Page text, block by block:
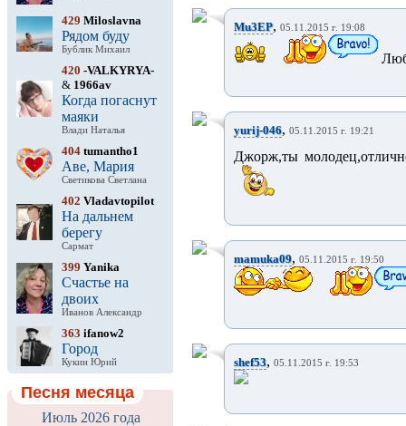
429 Miloslavna
Рядом буду
Бублик Михаил
420 -VALKYRYA-
& 1966av
Когда погаснут
маяки
Влади Наталья
404 tumantho1
Аве, Мария
Светикова Светлана
402 Vladavtopilot
На дальнем
берегу
Сармат
399 Yanika
Счастье на
двоих
Иванов Александр
363 ifanow2
Город
Кукин Юрий
Песня месяца
Июль 2026 года
Mu3EP, 05.11.2015 г. 19:08
yurij-046, 05.11.2015 г. 19:21
Джорж,ты
mamuka09, 05.11.2015 г. 19:50
shef53, 05.11.2015 г. 19:53